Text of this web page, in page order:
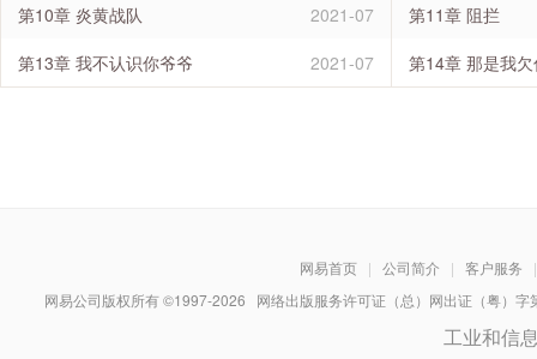
第10章 炎黄战队
2021-07
第11章 阻拦
第13章 我不认识你爷爷
2021-07 第14章 那是我
网易首页 | 公司简介 | 客户服务
|
网易公司版权所有 ©1997-2026 网络出版服务许可证（总）网出证（粤）
工业和信